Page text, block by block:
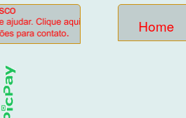
Home